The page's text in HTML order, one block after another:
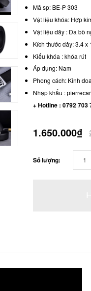
Mã sp: BE-P 303
Vật liệu khóa: Hợp
Vật liệu dây : Da bò
Kích thước dây: 3.4 x
Kiểu khóa : khóa rút
Áp dụng: Nam
Phong cách: Kinh
Nhập khẩu :
+ Hotline : 0792 703
1.650.000₫
Số lượng: